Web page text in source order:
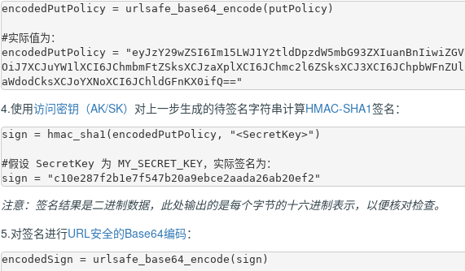
encodedPutPolicy = urlsafe_base64_encode(putPolicy)
#实际值为：
encodedPutPolicy =
4.使用访问密钥（AK/SK） 对上一步生成的待签名字符串计算HMAC-SHA1签名：
sign = hmac_sha1(encodedPutPolicy, "<SecretKey>")
#假设 SecretKey 为 MY_SECRET_KEY，实际签名为：
注意：签名结果是二进制数据，此处输出的是每个字节的十六进制表示，以便核对检查。
5.对签名进行URL安全的Base64编码：
encodedSign = urlsafe_base64_encode(sign)